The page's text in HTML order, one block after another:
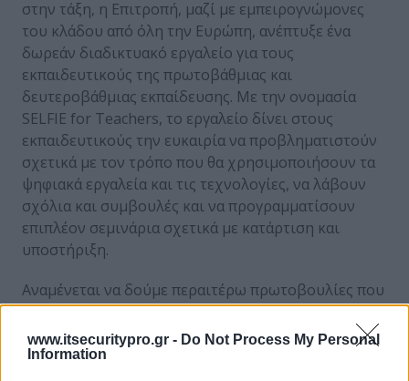
www.itsecuritypro.gr - Do Not Process My Personal
Information
στην τάξη, η Επιτροπή, μαζί με εμπειρογνώμονες
του κλάδου από όλη την Ευρώπη, ανέπτυξε ένα
δωρεάν διαδικτυακό εργαλείο για τους
εκπαιδευτικούς της πρωτοβάθμιας και
δευτεροβάθμιας εκπαίδευσης. Με την ονομασία
SELFIE for Teachers, το εργαλείο δίνει στους
εκπαιδευτικούς την ευκαιρία να προβληματιστούν
σχετικά με τον τρόπο που θα χρησιμοποιήσουν τα
ψηφιακά εργαλεία και τις τεχνολογίες, να λάβουν
σχόλια και συμβουλές και να προγραμματίσουν
επιπλέον σεμινάρια σχετικά με κατάρτιση και
υποστήριξη.
Αναμένεται να δούμε περαιτέρω πρωτοβουλίες που
προωθούν μια προσέγγιση «πρώτα η ψηφιακή
τεχνολογία» στην εκπαίδευση, τόσο από το
δημόσιο όσο και από τον ιδιωτικό τομέα. Όμως, για